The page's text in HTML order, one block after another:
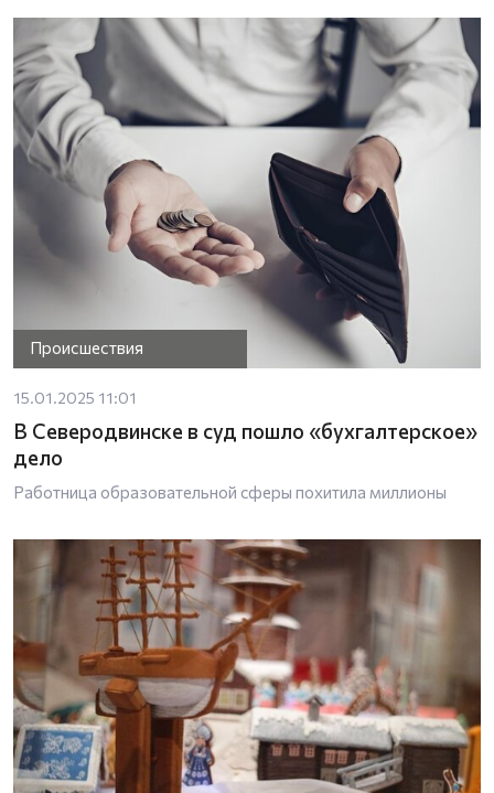
Происшествия
15.01.2025 11:01
В Северодвинске в суд пошло «бухгалтерское»
дело
Работница образовательной сферы похитила миллионы